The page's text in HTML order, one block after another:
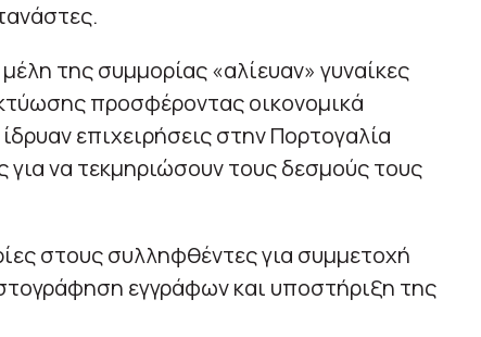
της συμμορίας «αλίευαν» γυναίκες
προσφέροντας οικονομικά
επιχειρήσεις στην Πορτογαλία
για να τεκμηριώσουν τους δεσμούς τους
στους συλληφθέντες για συμμετοχή
εγγράφων και υποστήριξη της